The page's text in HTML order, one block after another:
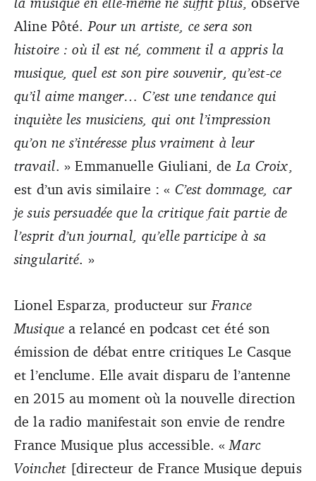
Aline Pôté. Pour un artiste, ce sera son
histoire : où il est né, comment il a appris la
musique, quel est son pire souvenir, qu’est-ce
qu’il aime manger… C’est une tendance qui
inquiète les musiciens, qui ont l’impression
qu’on ne s’intéresse plus vraiment à leur
travail. » Emmanuelle Giuliani, de La Croix
est d’un avis similaire : « C’est dommage, car
je suis persuadée que la critique fait partie de
l’esprit d’un journal, qu’elle participe à sa
singularité. »
Lionel Esparza, producteur sur France
Musique a relancé en podcast cet été son
émission de débat entre critiques Le Casque
et l’enclume. Elle avait disparu de l’antenne
en 2015 au moment où la nouvelle direction
de la radio manifestait son envie de rendre
France Musique plus accessible. « Marc
Voinchet [directeur de France Musique depuis